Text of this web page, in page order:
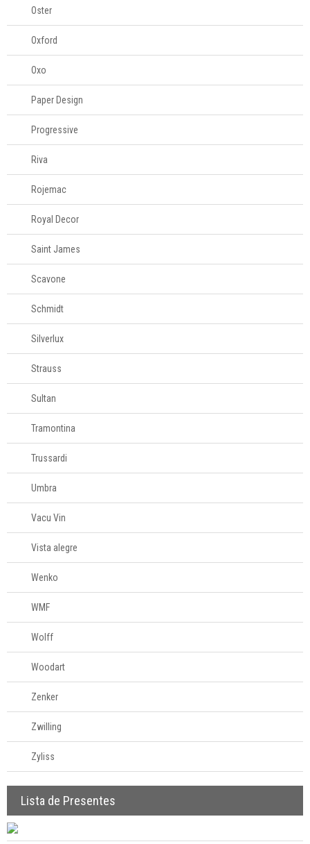
Oster
Oxford
Oxo
Paper Design
Progressive
Riva
Rojemac
Royal Decor
Saint James
Scavone
Schmidt
Silverlux
Strauss
Sultan
Tramontina
Trussardi
Umbra
Vacu Vin
Vista alegre
Wenko
WMF
Wolff
Woodart
Zenker
Zwilling
Zyliss
Lista de Presentes